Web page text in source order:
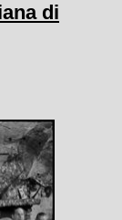
di